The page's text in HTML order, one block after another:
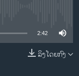
2:42
ລິງໂດຍກົງ